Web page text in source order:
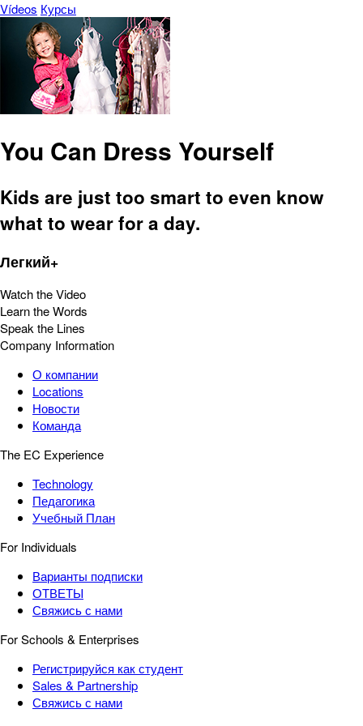
Vídeos Курсы
You Can Dress Yourself
Kids are just too smart to even know
what to wear for a day.
Легкий+
Watch the Video
Learn the Words
Speak the Lines
Company Information
О компании
Locations
Новости
Команда
The EC Experience
Technology
Педагогика
Учебный План
For Individuals
Варианты подписки
ОТВЕТЫ
Свяжись с нами
For Schools & Enterprises
Регистрируйся как студент
Sales & Partnership
Свяжись с нами